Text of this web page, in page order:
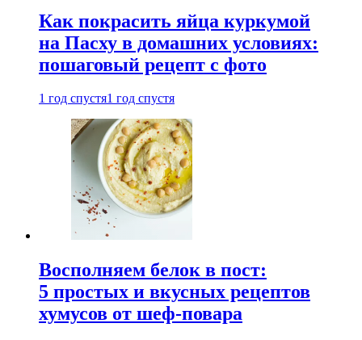
Как покрасить яйца куркумой
на Пасху в домашних условиях:
пошаговый рецепт с фото
1 год спустя1 год спустя
Восполняем белок в пост:
5 простых и вкусных рецептов
хумусов от шеф-повара